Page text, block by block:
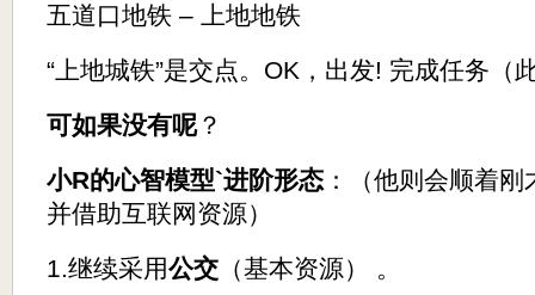
五道口地铁 – 上地地铁
“上地城铁”是交点。OK，出发! 完成任务（
可如果没有呢？
小R的心智模型`进阶形态 ：（他则会顺着
并借助互联网资源）
1.继续采用公交 （基本资源） 。